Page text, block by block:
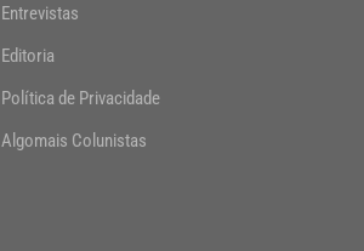
Entrevistas
Editoria
Política de Privacidade
Algomais Colunistas